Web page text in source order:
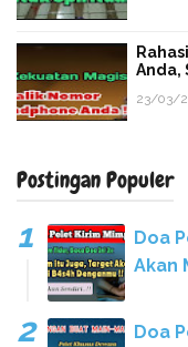
Anda,
23/03/
Postingan Populer
Doa
Akan
Doa